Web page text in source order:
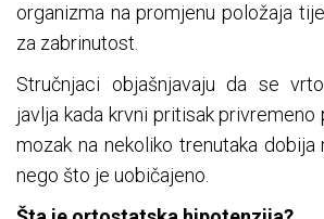
organizma na promjenu položaja
za zabrinutost.
Stručnjaci objašnjavaju da se
javlja kada krvni pritisak privremeno
mozak na nekoliko trenutaka dobija
nego što je uobičajeno.